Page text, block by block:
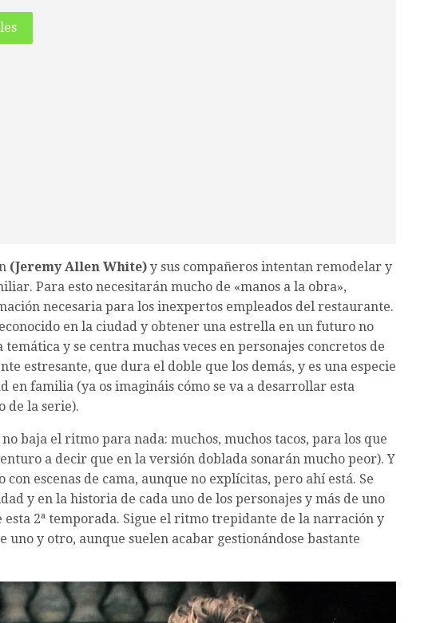
(Jeremy Allen White) y sus compañeros intentan remodelar y
Para esto necesitarán mucho de «manos a la obra»,
necesaria para los inexpertos empleados del restaurante.
en la ciudad y obtener una estrella en un futuro no
y se centra muchas veces en personajes concretos de
estresante, que dura el doble que los demás, y es una especie
en familia (ya os imagináis cómo se va a desarrollar esta
de la serie).
baja el ritmo para nada: muchos, muchos tacos, para los que
a decir que en la versión doblada sonarán mucho peor). Y
escenas de cama, aunque no explícitas, pero ahí está. Se
y en la historia de cada uno de los personajes y más de uno
2ª temporada. Sigue el ritmo trepidante de la narración y
uno y otro, aunque suelen acabar gestionándose bastante